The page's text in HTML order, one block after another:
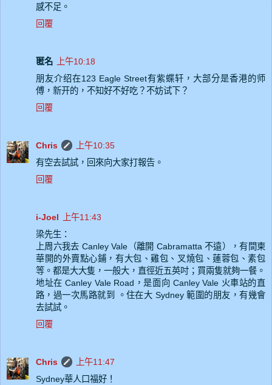
感不足。
回覆
匿名
上午10:18
朋友介绍在123 Eagle Street有紫蝶轩，大部分是香港的师
傅，新开的，不知好不好吃？不妨试下？
回覆
Chris
上午10:35
有空去試試，回來向大家打報告。
回覆
i-Joel
上午11:43
梁先生：
上周六我去 Canley Vale（離開 Cabramatta 不遠），有間柬
華開的外賣點心鋪，有大包、雞包、叉燒包、蓮蓉包、素包
等。都是大大隻，一般大，直徑近五英吋；買兩隻就夠一餐。
地址在 Canley Vale Road，是面向 Canley Vale 火車站的直
路，過一次馬路就到 。住在大 Sydney 範圍的朋友，有幾會
去試試。
回覆
Chris
上午11:47
Sydney華人口福好！